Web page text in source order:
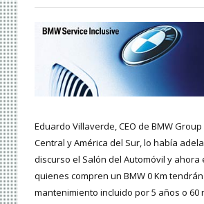
Eduardo Villaverde, CEO de BMW
Central y América del Sur, lo había
discurso el Salón del Automóvil y ahora
quienes compren un BMW 0 Km
mantenimiento incluido por 5 años o 60